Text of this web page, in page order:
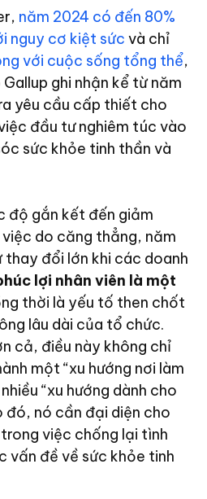
năm 2024 có đến 80%
nguy cơ kiệt sức và chỉ
với cuộc sống tổng thể,
ghi nhận kể từ năm
yêu cầu cấp thiết cho
đầu tư nghiêm túc vào
sức khỏe tinh thần và
độ gắn kết đến giảm
do căng thẳng, năm
thay đổi lớn khi các doanh
lợi nhân viên là một
thời là yếu tố then chốt
lâu dài của tổ chức.
cả, điều này không chỉ
một “xu hướng nơi làm
“xu hướng dành cho
đó, nó cần đại diện cho
việc chống lại tình
vấn đề về sức khỏe tinh